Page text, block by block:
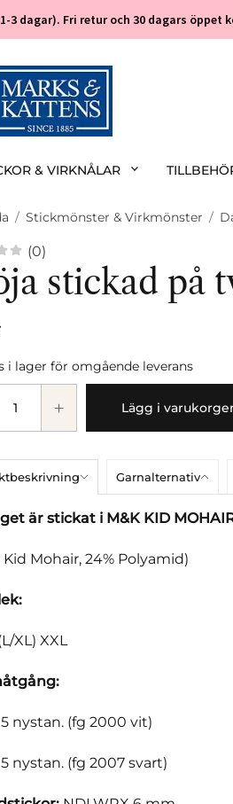
3 dagar). Fri retur och 30 dagars öppet
& VIRKNÅLAR
/ Stickmönster & Virkmönster /
(0)
stickad på
i lager för omgående leverans
Lägg i
Garnalternativ
är stickat i M&K KID
Kid Mohair, 24% Polyamid)
XL) XXL
nystan. (fg 2000 vit)
nystan. (fg 2007 svart)